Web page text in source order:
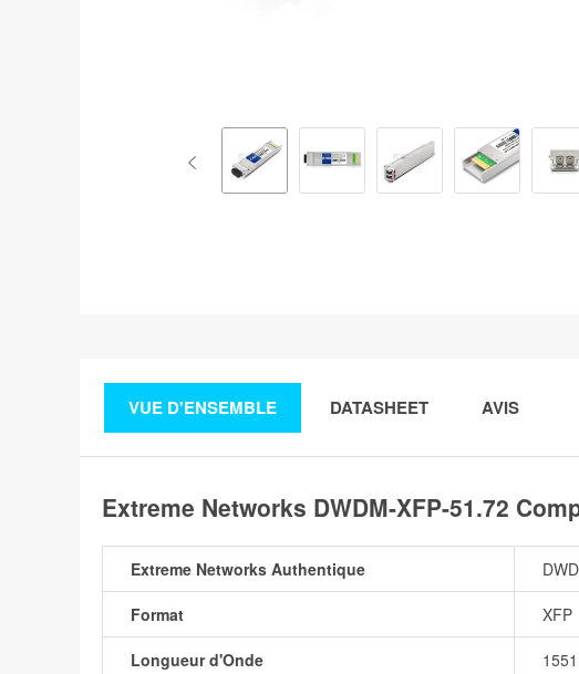
VUE D'ENSEMBLE DATASHEET AVIS
Extreme Networks DWDM-XFP-51.72
Extreme Networks Authentique
Format XFP
Longueur d'Onde